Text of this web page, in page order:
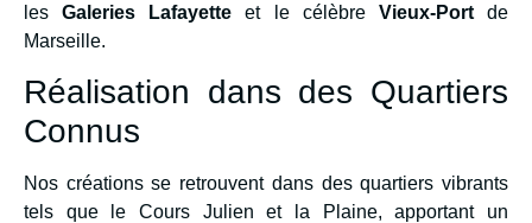
lesGaleries Lafayette et le célèbre Vieux-Portde
Marseille.
Réalisation dans des Quartiers
Connus
Nos créations se retrouvent dans des quartiers vibrants
tels que le Cours Julien et la Plaine, apportant un